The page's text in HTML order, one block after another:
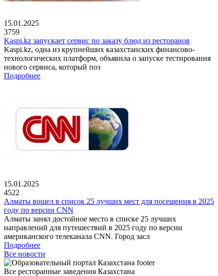
15.01.2025
3759
Kaspi.kz запускает сервис по заказу блюд из ресторанов
Kaspi.kz, одна из крупнейших казахстанских финансово-
технологических платформ, объявила о запуске тестирования
нового сервиса, который поз
Подробнее
15.01.2025
4522
Алматы вошел в список 25 лучших мест для посещения в 2025
году по версии CNN
Алматы занял достойное место в списке 25 лучших
направлений для путешествий в 2025 году по версии
американского телеканала CNN. Город засл
Подробнее
Все новости
Все ресторанные заведения Казахстана